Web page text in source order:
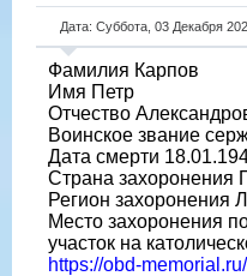
Дата: Суббота, 03 Декабря
Фамилия Карпов
Имя Петр
Отчество
Воинское звание
Дата смерти
Страна захоронения
Регион захоронения
Место захоронения
участок на
https://obd-